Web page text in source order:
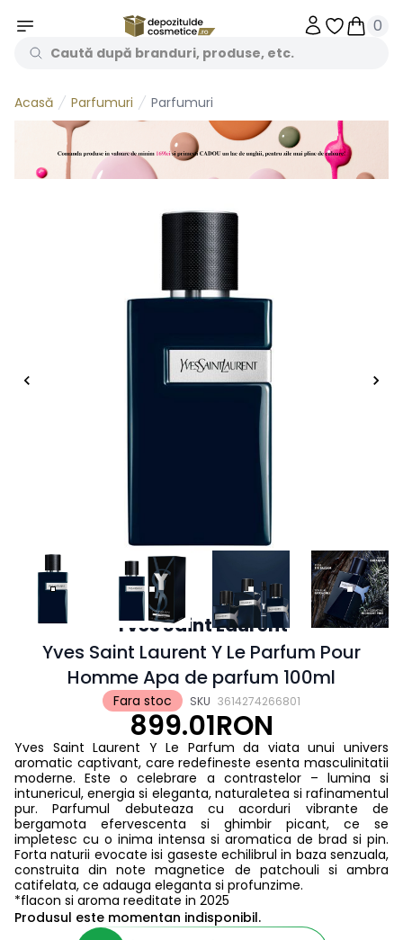
Obiecte
0
Acasă Parfumuri Parfumuri
Fara stoc SKU 3614274266801
Yves Saint Laurent
Yves Saint Laurent Y Le Parfum Pour
Homme Apa de parfum 100ml
899.01RON
Yves Saint Laurent Y Le Parfum da viata unui univers
aromatic captivant, care redefineste esenta masculinitatii
moderne. Este o celebrare a contrastelor – lumina si
intunericul, energia si eleganta, naturaletea si rafinamentul
pur. Parfumul debuteaza cu acorduri vibrante de
bergamota efervescenta si ghimbir picant, ce se
impletesc cu o inima intensa si aromatica de brad si pin.
Forta naturii evocate isi gaseste echilibrul in baza senzuala,
construita din note magnetice de patchouli si ambra
catifelata, ce adauga eleganta si profunzime.
*flacon si aroma reeditate in 2025
Produsul este momentan indisponibil.